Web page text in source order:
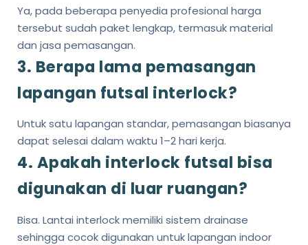
Ya, pada beberapa penyedia profesional harga
tersebut sudah paket lengkap, termasuk material
dan jasa pemasangan.
3. Berapa lama pemasangan
lapangan futsal interlock?
Untuk satu lapangan standar, pemasangan biasanya
dapat selesai dalam waktu 1–2 hari kerja.
4. Apakah interlock futsal bisa
digunakan di luar ruangan?
Bisa. Lantai interlock memiliki sistem drainase
sehingga cocok digunakan untuk lapangan indoor